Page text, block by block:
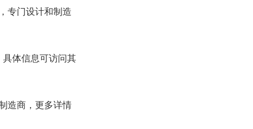
专门设计和制造
体信息可访问其
造商，更多详情